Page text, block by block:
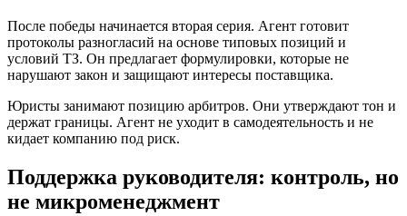
После победы начинается вторая серия. Агент готовит
протоколы разногласий на основе типовых позиций и
условий ТЗ. Он предлагает формулировки, которые не
нарушают закон и защищают интересы поставщика.
Юристы занимают позицию арбитров. Они утверждают тон и
держат границы. Агент не уходит в самодеятельность и не
кидает компанию под риск.
Поддержка руководителя: контроль, но
не микроменеджмент